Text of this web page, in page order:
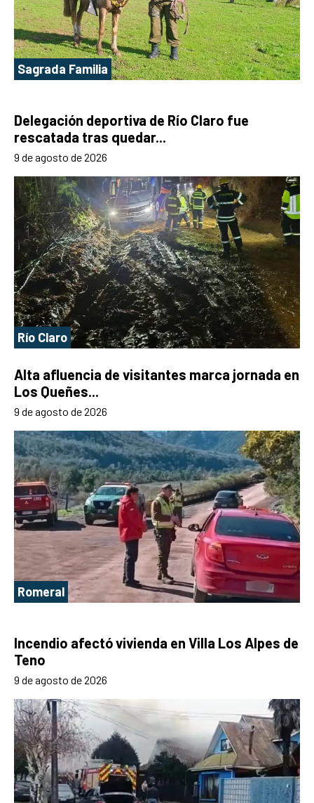
Sagrada Familia
Delegación deportiva de Río Claro fue
rescatada tras quedar...
9 de agosto de 2026
Río Claro
Alta afluencia de visitantes marca jornada en
Los Queñes...
9 de agosto de 2026
Romeral
Incendio afectó vivienda en Villa Los Alpes de
Teno
9 de agosto de 2026